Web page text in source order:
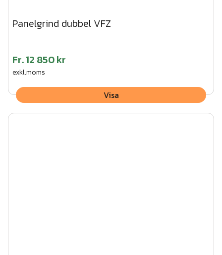
Panelgrind dubbel VFZ
Fr.12 850 kr
exkl.moms
Visa